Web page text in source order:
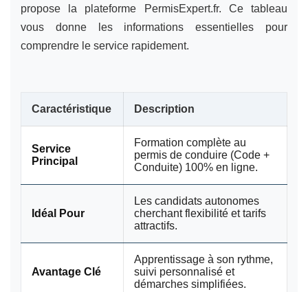
propose la plateforme PermisExpert.fr. Ce tableau
vous donne les informations essentielles pour
comprendre le service rapidement.
Caractéristique Description
Service
Principal
Formation complète au
permis de conduire (Code +
Conduite) 100% en ligne.
Idéal Pour
Les candidats autonomes
cherchant flexibilité et tarifs
attractifs.
Avantage Clé
Apprentissage à son rythme,
suivi personnalisé et
démarches simplifiées.